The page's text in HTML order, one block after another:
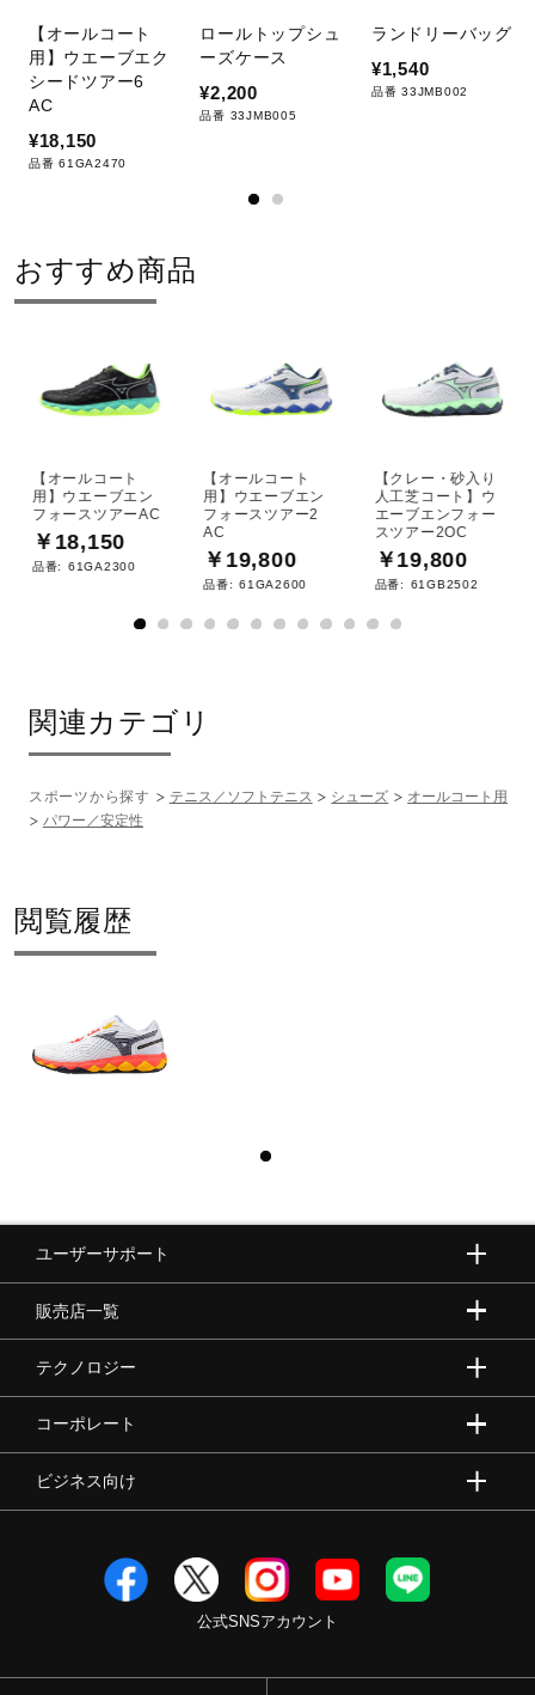
テニス独自の動きやプレーヤーの足
型を見つめなおし、テニスに必要な
上、サイズ感のずれを解消しアップ
サイズ
23.5～28.5cm
カラー
37：ホワイト×ミント×ブルー
素材
甲材：合成繊維、合成樹脂、人工皮革
底材：合成底
ベトナム製
約380g（27.0cm片方）
■シューズサイズの計測方法はこちら
適応コート・サーフェス
オールコート
シューレース長さ
23.5cm～25.5cm：120cm
【オールコート
用】ウエーブエク
シードツアー6
AC
¥18,150
品番 61GA2470
ロールトップシュ
ーズケース
¥2,200
品番 33JMB005
ランドリーバッグ
¥1,540
品番 33JMB002
おすすめ商品
【オールコート
用】ウエーブエン
フォースツアーAC
￥18,150
品番: 61GA2300
【オールコート
用】ウエーブエン
フォースツアー2
AC
￥19,800
品番: 61GA2600
【クレー・砂入り
人工芝コート】ウ
エーブエンフォー
スツアー2OC
￥19,800
品番: 61GB2502
関連カテゴリ
スポーツから探す テニス／ソフトテニス シューズ
オールコート用
パワー／安定性
閲覧履歴
ユーザーサポート
販売店一覧
テクノロジー
コーポレート
ビジネス向け
公式SNSアカウント